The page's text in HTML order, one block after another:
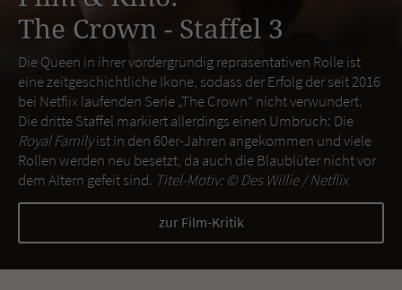
The Crown - Staffel 3
Die Queen in ihrer vordergründig repräsentativen Rolle ist
eine zeitgeschichtliche Ikone, sodass der Erfolg der seit 2016
bei Netflix laufenden Serie „The Crown“ nicht verwundert.
Die dritte Staffel markiert allerdings einen Umbruch: Die
Royal Familyist in den 60er-Jahren angekommen und viele
Rollen werden neu besetzt, da auch die Blaublüter nicht vor
dem Altern gefeit sind. Titel-Motiv: ©Des Willie / Netflix
zur Film-Kritik